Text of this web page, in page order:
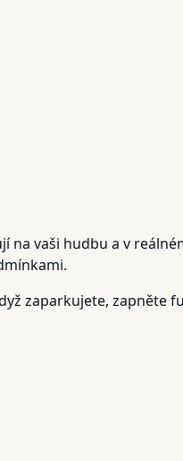
vaši hudbu a v
zaparkujete, zapněte